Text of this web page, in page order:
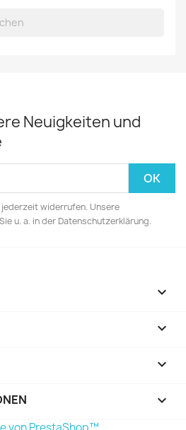
Neuigkeiten und
widerrufen. Unsere
u. a. in der Datenschutzerklärung.



keyboard_arrow_down